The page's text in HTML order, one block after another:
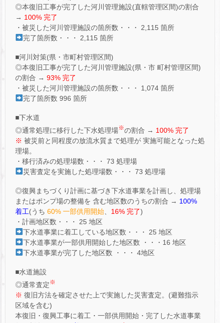
◎本復旧工事が完了した河川管理施設(直轄管理区間)の割合
→ 100% 完了
・被災した河川管理施設の箇所数・・・ 2,115 箇所
完了箇所数・・・ 2,115 箇所
■河川対策(県・市町村管理区間)
◎本復旧工事が完了した河川管理施設(県・市 町村管理区間)
の割合 → 93% 完了
・被災した河川管理施設の箇所数・・・ 1,074 箇所
完了箇所数 996 箇所
■下水道
◎通常処理に移行した下水処理場※の割合 → 100% 完了
※ 被災前と同程度の放流水質まで処理が 実施可能となった処
理場。
・移行済みの処理場数・・・ 73 処理場
災害査定を実施した処理場数・・・ 73 処理場
◎復興まちづくり計画に基づき下水道事業を計画し、処理場
またはポンプ場の整備を 含む地区数のうちの割合 → 100%
着工(うち 60% 一部供用開始 16% 完了)
・計画地区数・・・ 25 地区
下水道事業に着工している地区数・・・ 25 地区
下水道事業が一部供用開始した地区数 ・・・16 地区
下水道事業が完了した地区数 ・・・ 4地区
■水道施設
◎通常査定※
※ 復旧方法を確定させた上で実施した災害査定。(避難指示
区域を含む)
本復旧・復興工事に着工・一部供用開始・完了した水道事業